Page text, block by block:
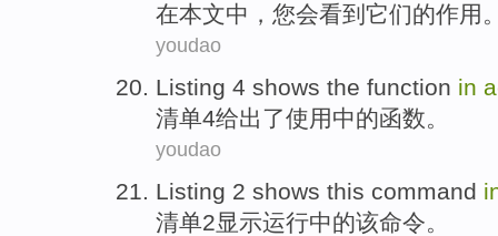
在本文中， 您会看到 它们的作用
youdao
Listing 4 shows the function in
清单4给出了使用中的函数。
youdao
Listing 2 shows this command
清单2显示运行中的该命令。